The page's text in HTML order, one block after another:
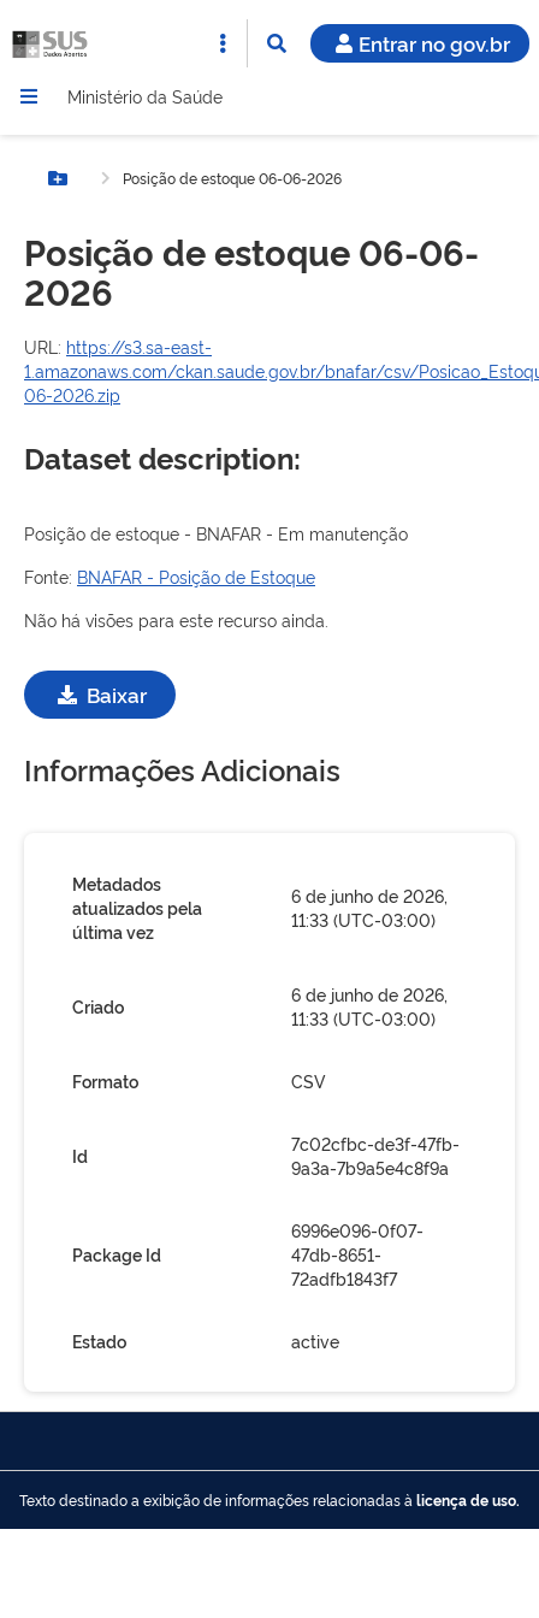
Entrar no gov.br
Ministério da Saúde
Botão MenuPosição de estoque 06-06-2026
Posição de estoque 06-06-
2026
URL: https://s3.sa-east-
1.amazonaws.com/ckan.saude.gov.br/bnafar/csv/
06-2026.zip
Dataset description:
Posição de estoque - BNAFAR - Em manutenção
Fonte: BNAFAR - Posição de Estoque
Não há visões para este recurso ainda.
Baixar
Informações Adicionais
Metadados
atualizados pela
última vez
6 de junho de 2026,
11:33 (UTC-03:00)
Criado
6 de junho de 2026,
11:33 (UTC-03:00)
Formato CSV
Id
7c02cfbc-de3f-47fb-
9a3a-7b9a5e4c8f9a
Package Id
6996e096-0f07-
47db-8651-
72adfb1843f7
Estado active
Texto destinado a exibição de informações relacionadas à licença de uso.